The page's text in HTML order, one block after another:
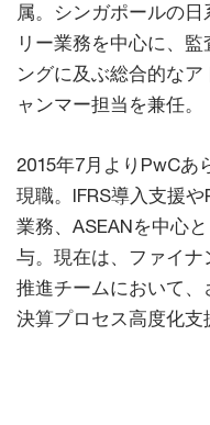
属。シンガポールの
リー業務を中心に、
ングに及ぶ総合的なア
ャンマー担当を兼任。
2015年7月よりPwCあ
現職。IFRS導入支援
業務、ASEANを中心
与。現在は、ファイ
推進チームにおいて、
決算プロセス高度化支